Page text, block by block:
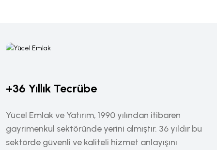
+36 Yıllık Tecrübe
Yücel Emlak ve Yatırım, 1990 yılından itibaren
gayrimenkul sektöründe yerini almıştır. 36 yıldır bu
sektörde güvenli ve kaliteli hizmet anlayışını